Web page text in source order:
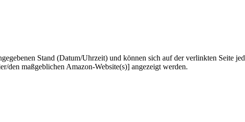
Stand (Datum/Uhrzeit) und können sich auf der verlinkten Seite
den maßgeblichen Amazon-Website(s)] angezeigt werden.